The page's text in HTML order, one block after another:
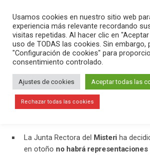
search
septiembre 15, 2020
Tampoco habrá
Misteri d’Elx en otoño
En el programaVersión Radio
La Junta Rectora del Misteri ha
en otoño no habrá representaciones
Usamos cookies en nuestro sitio web
experiencia más relevante recordando
visitas repetidas. Al hacer clic en
uso de TODAS las cookies. Sin embargo,
"Configuración de cookies" para
consentimiento controlado.
Ajustes de cookies Aceptar todas las
Rechazar todas las cookies